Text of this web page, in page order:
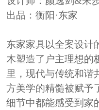
出品：衡阳·东家
东家家具以全案设计
木塑造了户主理想的
里，现代与传统和谐
方美学的精髓被赋予
细节中都能感受到家